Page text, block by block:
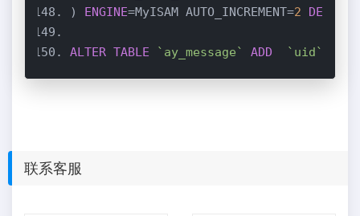
) ENGINE=MyISAM AUTO_INCREMENT=2 DEFAULT
ALTER TABLE `ay_message` ADD `uid`
联系客服